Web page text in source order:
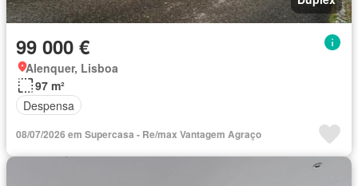
99 000 €
Alenquer, Lisboa
97 m²
Despensa
08/07/2026 em Supercasa - Re/max Vantagem Agraço